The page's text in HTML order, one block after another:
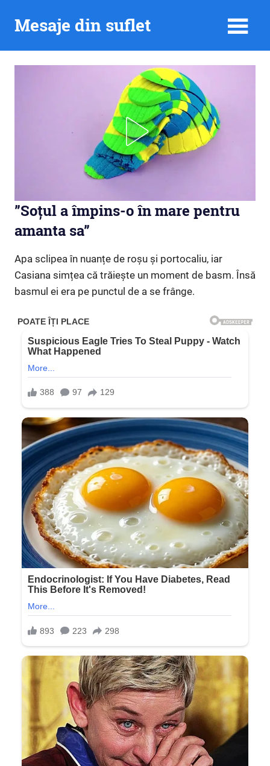
Mesaje din suflet
”Soțul a împins-o în mare pentru
amanta sa”
Apa sclipea în nuanțe de roșu și portocaliu, iar
Casiana simțea că trăiește un moment de basm. Însă
basmul ei era pe punctul de a se frânge.